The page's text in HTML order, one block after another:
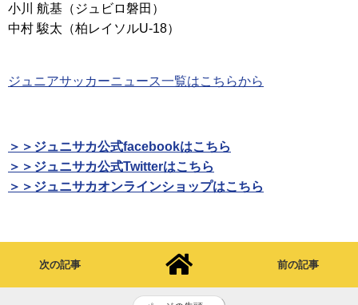
小川 航基（ジュビロ磐田）
中村 駿太（柏レイソルU-18）
ジュニアサッカーニュース一覧はこちらから
＞＞ジュニサカ公式facebookはこちら
＞＞ジュニサカ公式Twitterはこちら
＞＞ジュニサカオンラインショップはこちら
次の記事 前の記事